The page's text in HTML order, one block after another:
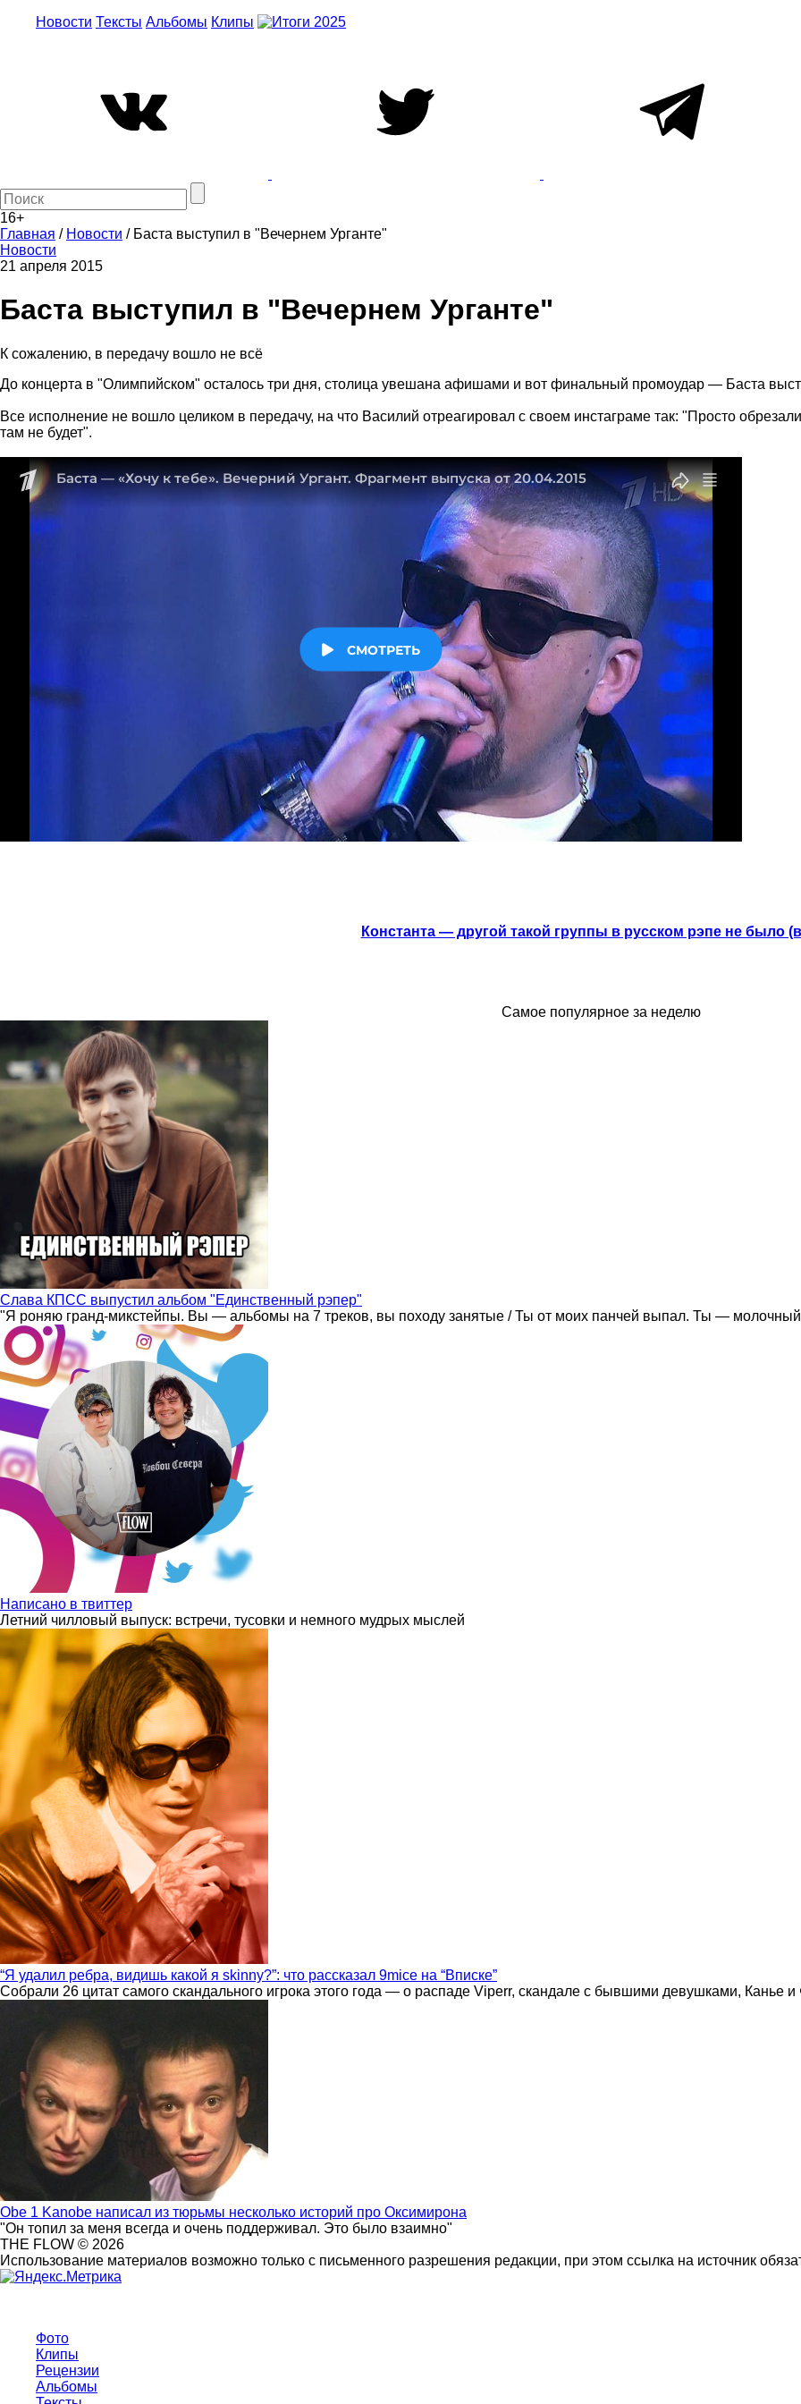
Новости Тексты Альбомы Клипы
16+
Главная / Новости / Баста выступил в "Вечернем Урганте"
Новости
21 апреля 2015
Баста выступил в "Вечернем Урганте"
К сожалению, в передачу вошло не всё
До концерта в "Олимпийском" осталось три дня, столица увешана афишами и вот финальный промоудар — Баста
Все исполнение не вошло целиком в передачу, на что Василий отреагировал с своем инстаграме так: "Просто
там не будет".
Константа — другой такой группы в русском рэпе не было
Самое популярное за неделю
Слава КПСС выпустил альбом "Единственный рэпер"
"Я роняю гранд-микстейпы. Вы — альбомы на 7 треков, вы походу занятые / Ты от моих панчей выпал. Ты —
Написано в твиттер
Летний чилловый выпуск: встречи, тусовки и немного мудрых мыслей
“Я удалил ребра, видишь какой я skinny?”: что рассказал 9mice на “Вписке”
Собрали 26 цитат самого скандального игрока этого года — о распаде Viperr, скандале с бывшими девушками, Канье
Obe 1 Kanobe написал из тюрьмы несколько историй про Оксимирона
"Он топил за меня всегда и очень поддерживал. Это было взаимно"
THE FLOW © 2026
Использование материалов возможно только с письменного разрешения редакции, при этом ссылка на источник
Фото
Клипы
Рецензии
Альбомы